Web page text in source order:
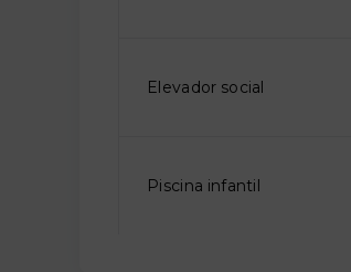
Elevador social
Piscina infantil